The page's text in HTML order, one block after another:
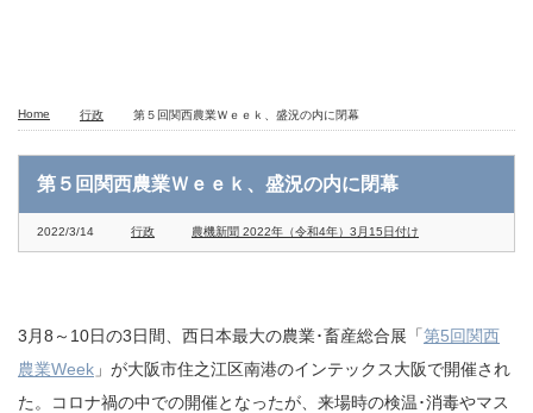
Home 行政 第５回関西農業Ｗｅｅｋ、盛況の内に閉幕
第５回関西農業Ｗｅｅｋ、盛況の内に閉幕
2022/3/14 行政 農機新聞 2022年（令和4年）3月15日付け
3月8～10日の3日間、西日本最大の農業･畜産総合展「第5回関西
農業Week 」が大阪市住之江区南港のインテックス大阪で開催され
た。コロナ禍の中での開催となったが、来場時の検温･消毒やマス